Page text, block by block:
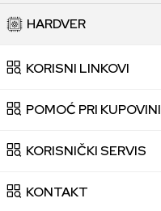
HARDVER
KORISNI LINKOVI
POMOĆ PRI KUPOVINI
KORISNIČKI SERVIS
KONTAKT